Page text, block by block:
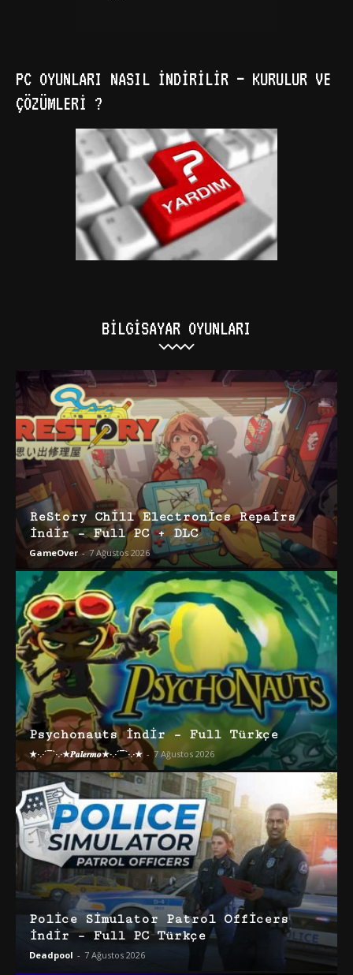
PC OYUNLARI NASIL İNDIRILIR – KURULUR VE
ÇÖZÜMLERI ?
BILGISAYAR OYUNLARI
ReStory Chill Electronics Repairs
İndir – Full PC + DLC
GameOver - 7 Ağustos 2026
Psychonauts İndir – Full Türkçe
★·.·´¯`·.·★𝑷𝒂𝒍𝒆𝒓𝒎𝒐★·.·´¯`·.·★ - 7 Ağustos 2026
Police Simulator Patrol Officers
İndir – Full PC Türkçe
Deadpool - 7 Ağustos 2026